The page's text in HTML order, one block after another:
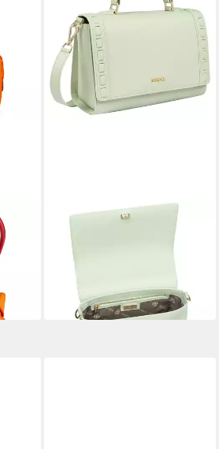
dir
ROECKL
Handtasche OLIVIA
CRAFTED, Lederhandtasche
mit Webmuster
549,00 €
lieferbar - in 5-6 Werktagen bei dir